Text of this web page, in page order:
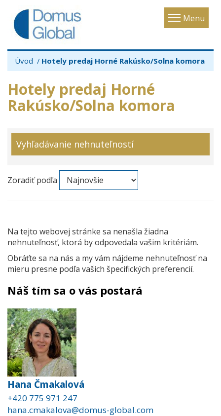
Menu
Toggle
Úvod Hotely predaj Horné Rakúsko/Solna komora
Hotely predaj Horné
Rakúsko/Solna komora
Vyhľadávanie nehnuteľností
Zoradiť podľa
Na tejto webovej stránke sa nenašla žiadna
nehnuteľnosť, ktorá by odpovedala vašim kritériám.
Obráťte sa na nás a my vám nájdeme nehnuteľnosť na
mieru presne podľa vašich špecifických preferencií.
Náš tím sa o vás postará
Hana Čmakalová
+420 775 971 247
hana.cmakalova@domus-global.com